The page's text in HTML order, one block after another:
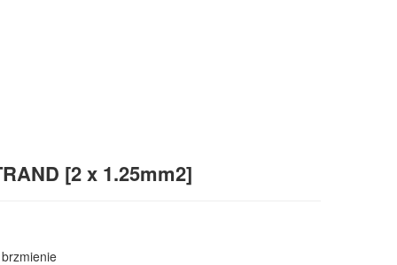
[2 x 1.25mm2]